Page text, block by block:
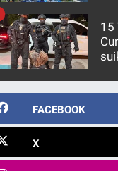
15
10
FACEBOOK
X